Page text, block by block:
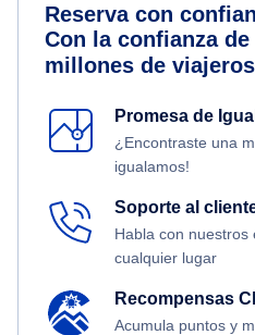
Reserva con
Con la confianza de
millones de viajeros
Promesa de
¿Encontraste una
igualamos!
Soporte al
Habla con nuestros
cualquier lugar
Recompensas
Acumula puntos y